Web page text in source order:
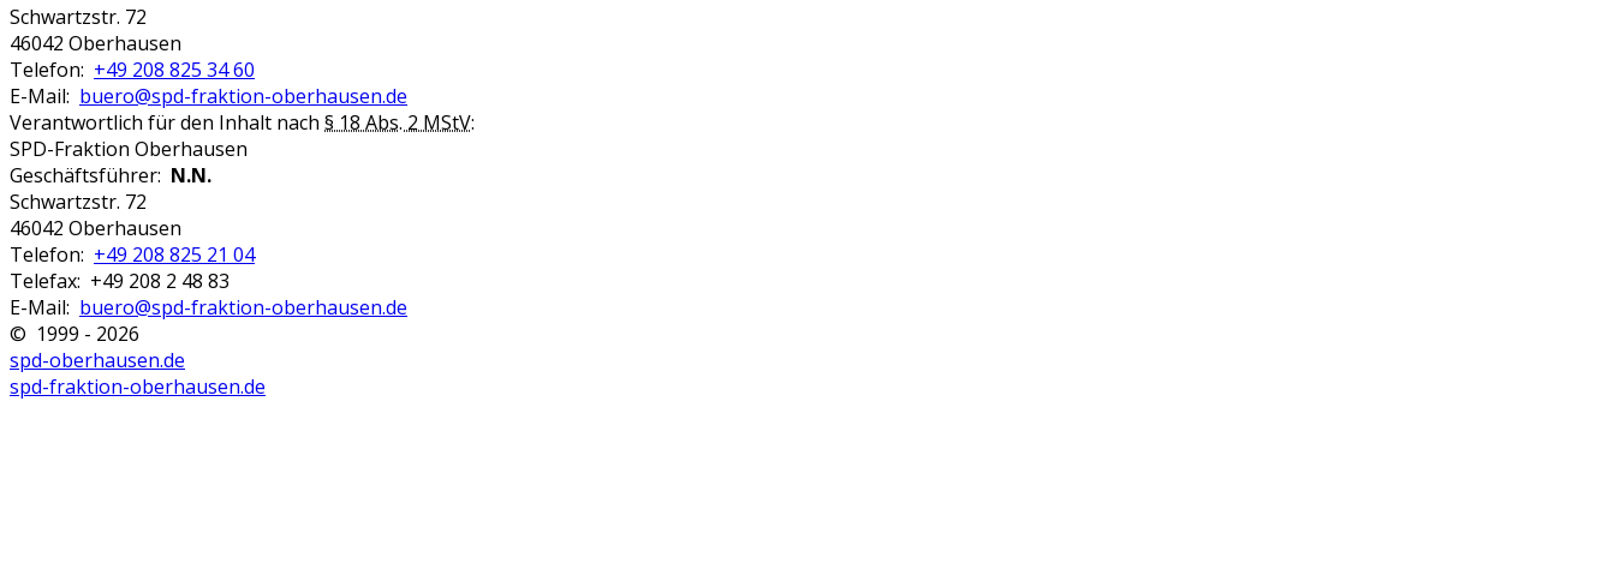
Schwartzstr. 72
46042 Oberhausen
Telefon: +49 208 825 34 60
E-Mail: buero@spd-fraktion-oberhausen.de
Verantwortlich für den Inhalt nach § 18 Abs. 2 MStV:
SPD-Fraktion Oberhausen
Geschäftsführer: N.N.
Schwartzstr. 72
46042 Oberhausen
Telefon: +49 208 825 21 04
Telefax: +49 208 2 48 83
E-Mail: buero@spd-fraktion-oberhausen.de
© 1999 - 2026
spd-oberhausen.de
spd-fraktion-oberhausen.de